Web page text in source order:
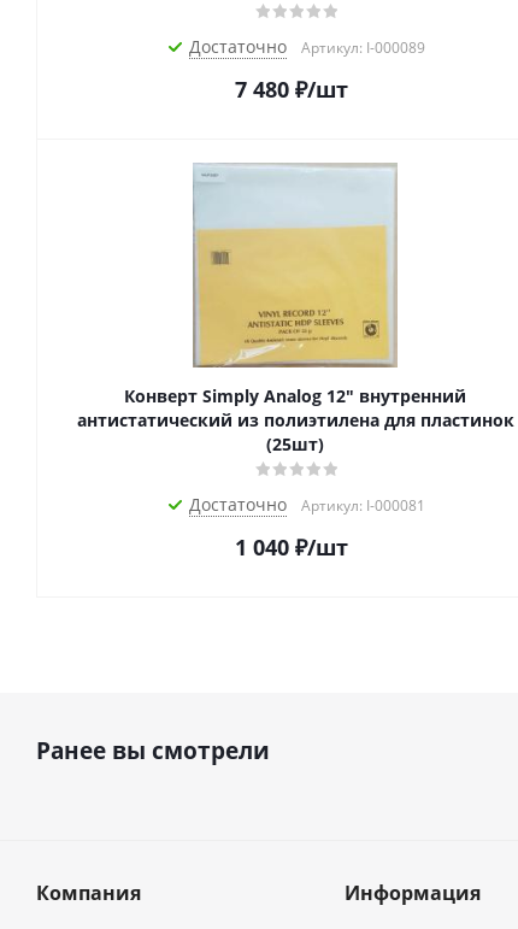
Достаточно Артикул: I-000089
7 480₽/шт
Конверт Simply Analog 12" внутренний
антистатический из полиэтилена для пластинок
(25шт)
Достаточно Артикул: I-000081
1 040₽/шт
Ранее вы смотрели
Компания Информация